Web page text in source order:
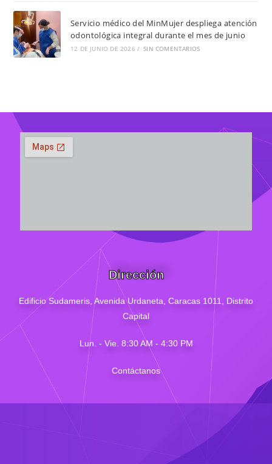
Servicio médico del MinMujer despliega atención
odontológica integral durante el mes de junio
12 DE JUNIO DE 2026 / SIN COMENTARIOS
Dirección
Edificio Sudameris, Avenida Urdaneta, Caracas 1011, Distrito
Capital
Lun. - Vie. 8:30 AM - 4:30 PM
Contáctanos